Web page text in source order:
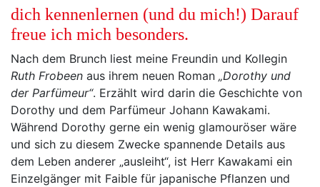
dich kennenlernen (und du mich!) Darauf
freue ich mich besonders.
Nach dem Brunch liest meine Freundin und Kollegin
Ruth Frobeen aus ihrem neuen Roman „Dorothy und
der Parfümeur“. Erzählt wird darin die Geschichte von
Dorothy und dem Parfümeur Johann Kawakami.
Während Dorothy gerne ein wenig glamouröser wäre
und sich zu diesem Zwecke spannende Details aus
dem Leben anderer „ausleiht“, ist Herr Kawakami ein
Einzelgänger mit Faible für japanische Pflanzen und